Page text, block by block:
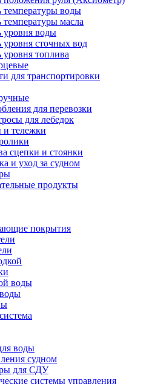
температуры воды
температуры масла
уровня воды
уровня сточных вод
уровня топлива
для транспортировки
для перевозки
для лебедок
и тележки
сцепки и стоянки
и уход за судном
продукты
покрытия
воды
воды
судном
для СДУ
системы управления